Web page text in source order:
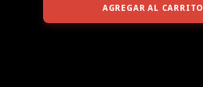
AGREGAR AL CARRITO